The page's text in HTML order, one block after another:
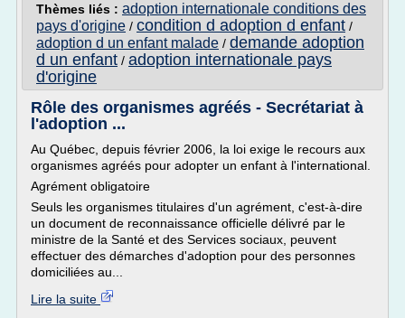
Thèmes liés : adoption internationale conditions des
pays d'origine / condition d adoption d enfant /
adoption d un enfant malade / demande adoption
d un enfant / adoption internationale pays
d'origine
Rôle des organismes agréés - Secrétariat à
l'adoption ...
Au Québec, depuis février 2006, la loi exige le recours aux
organismes agréés pour adopter un enfant à l'international.
Agrément obligatoire
Seuls les organismes titulaires d'un agrément, c'est-à-dire
un document de reconnaissance officielle délivré par le
ministre de la Santé et des Services sociaux, peuvent
effectuer des démarches d'adoption pour des personnes
domiciliées au...
Lire la suite